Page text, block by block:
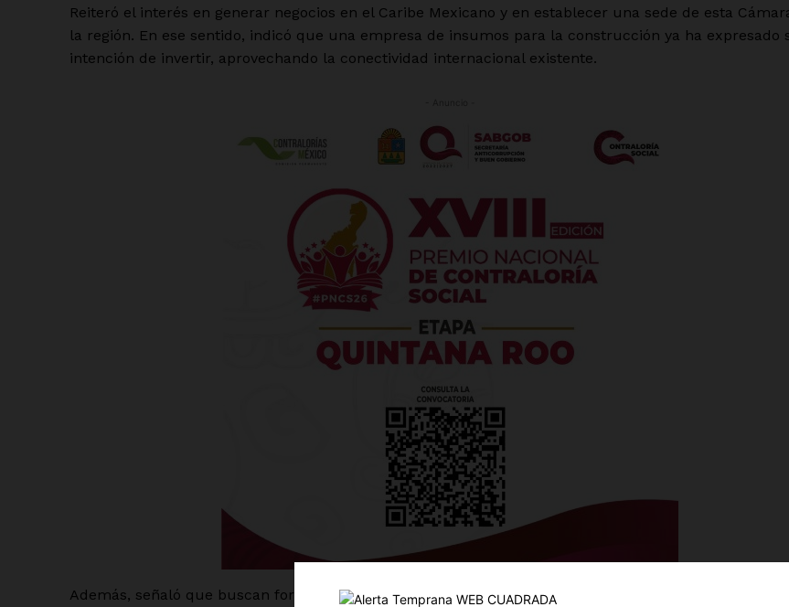
Luces
Del Siglo
Empresa
Reiteró el interés en generar negocios en el Caribe Mexicano y en establecer una sede de esta
la región. En ese sentido, indicó que una empresa de insumos para la construcción ya ha expresado
intención de invertir, aprovechando la conectividad internacional existente.
Además, señaló que buscan fortalecer el crecimiento de pequeñas y medianas empresas, no sólo en